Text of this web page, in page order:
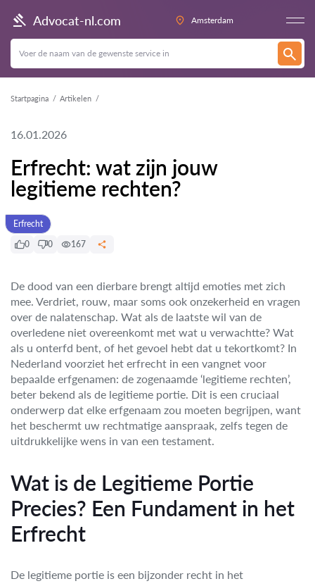
Advocat-nl.com Amsterdam
Startpagina Artikelen
16.01.2026
Erfrecht: wat zijn jouw
legitieme rechten?
Erfrecht
0
0 167
De dood van een dierbare brengt altijd emoties met zich
mee. Verdriet, rouw, maar soms ook onzekerheid en vragen
over de nalatenschap. Wat als de laatste wil van de
overledene niet overeenkomt met wat u verwachtte? Wat
als u onterfd bent, of het gevoel hebt dat u tekortkomt? In
Nederland voorziet het erfrecht in een vangnet voor
bepaalde erfgenamen: de zogenaamde ‘legitieme rechten’,
beter bekend als de legitieme portie. Dit is een cruciaal
onderwerp dat elke erfgenaam zou moeten begrijpen, want
het beschermt uw rechtmatige aanspraak, zelfs tegen de
uitdrukkelijke wens in van een testament.
Wat is de Legitieme Portie
Precies? Een Fundament in het
Erfrecht
De legitieme portie is een bijzonder recht in het